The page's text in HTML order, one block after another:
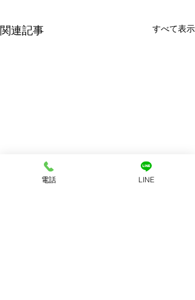
関連記事 すべて表示
電話 LINE